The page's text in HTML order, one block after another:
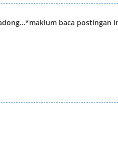
baca postingan